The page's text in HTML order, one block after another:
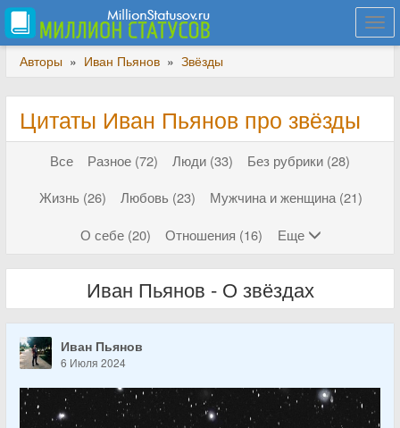
Авторы » Иван Пьянов » Звёзды
Цитаты Иван Пьянов про звёзды
Все Разное (72) Люди (33)
Без рубрики (28)
Жизнь (26)
Любовь (23)
Мужчина и женщина (21)
О себе (20)
Отношения (16) Еще
Иван Пьянов - О звёздах
Иван Пьянов
6 Июля 2024